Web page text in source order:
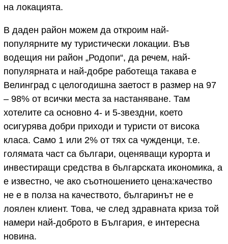
на локацията.
В даден район можем да откроим най-
популярните му туристически локации. Във
водещия ни район „Родопи“, да речем, най-
популярната и най-добре работеща такава е
Велинград с целогодишна заетост в размер на 97
– 98% от всички места за настаняване. Там
хотелите са основно 4- и 5-звездни, което
осигурява добри приходи и туристи от висока
класа. Само 1 или 2% от тях са чужденци, т.е.
голямата част са българи, оценяващи курорта и
инвестиращи средства в българската икономика, а
е известно, че ако съотношението цена:качество
не е в полза на качеството, българинът не е
лоялен клиент. Това, че след здравната криза той
намери най-доброто в България, е интересна
новина.